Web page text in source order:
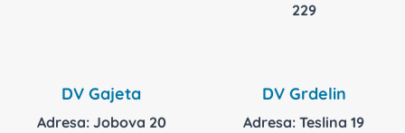
229
DV Gajeta
Adresa: Jobova 20
DV Grdelin
Adresa: Teslina 19